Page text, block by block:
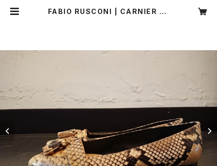
FABIO RUSCONI | CARNIER MI